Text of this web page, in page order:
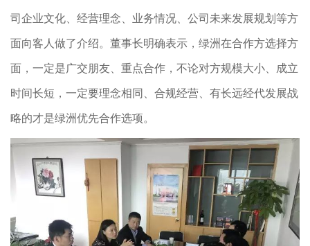
司企业文化、经营理念、业务情况、公司未来发展规划等方
面向客人做了介绍。董事长明确表示，绿洲在合作方选择方
面，一定是广交朋友、重点合作，不论对方规模大小、成立
时间长短，一定要理念相同、合规经营、有长远经代发展战
略的才是绿洲优先合作选项。